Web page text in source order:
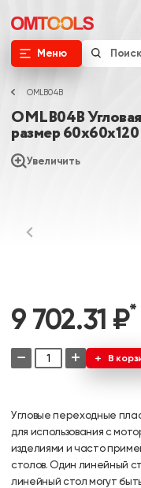
Меню
OMLB04B
OMLB04B
размер
Увеличить
9 702.31 ₽*
− + В
Угловые переходные
для использования с
изделиями и часто
столов. Один линейный
линейный стол могут